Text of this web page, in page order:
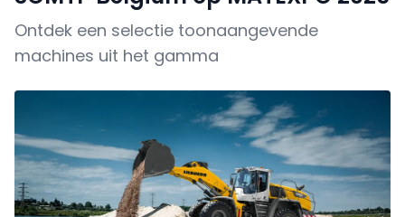
Ontdek een selectie toonaangevende
machines uit het gamma